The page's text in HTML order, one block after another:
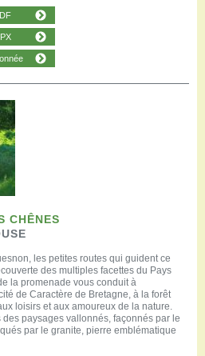
CHÊNES
les petites routes qui guident ce
des multiples facettes du Pays
la promenade vous conduit à
de Caractère de Bretagne, à la forêt
loisirs et aux amoureux de la nature.
des paysages vallonnés, façonnés par le
par le granite, pierre emblématique